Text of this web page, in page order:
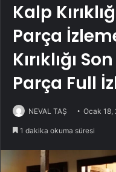
Kalp
Parça
Kırıklığı
Parça Full
NEVAL TAŞ Ocak 18,
1 dakika okuma süresi